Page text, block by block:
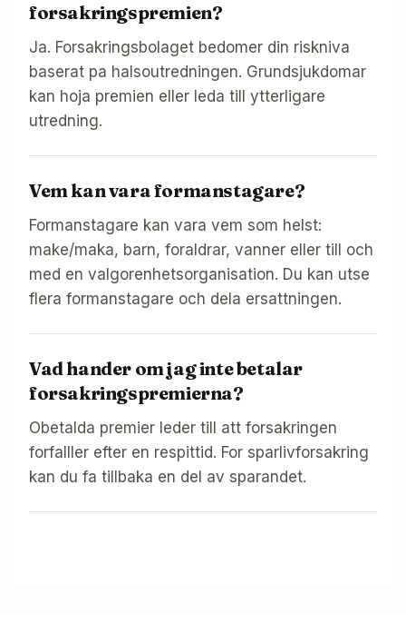
forsakringspremien?
Ja. Forsakringsbolaget bedomer din riskniva
baserat pa halsoutredningen. Grundsjukdomar
kan hoja premien eller leda till ytterligare
utredning.
Vem kan vara formanstagare?
Formanstagare kan vara vem som helst:
make/maka, barn, foraldrar, vanner eller till och
med en valgorenhetsorganisation. Du kan utse
flera formanstagare och dela ersattningen.
Vad hander om jag inte betalar
forsakringspremierna?
Obetalda premier leder till att forsakringen
forfalller efter en respittid. For sparlivforsakring
kan du fa tillbaka en del av sparandet.